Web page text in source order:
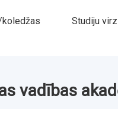
Studiju
vadības